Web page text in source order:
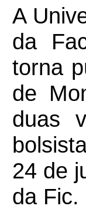
A
da
torna
de
duas
24 de
da Fic.